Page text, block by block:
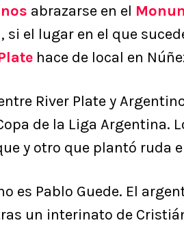
abrazarse en el
si el lugar en el que
hace de local en
River Plate y
de la Liga Argentina.
y otro que plantó ruda
es Pablo Guede. El
un interinato de